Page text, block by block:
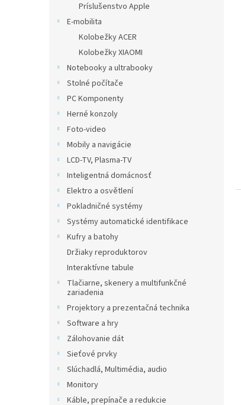
Príslušenstvo Apple
E-mobilita
Kolobežky ACER
Kolobežky XIAOMI
Notebooky a ultrabooky
Stolné počítače
PC Komponenty
Herné konzoly
Foto-video
Mobily a navigácie
LCD-TV, Plasma-TV
Inteligentná domácnosť
Elektro a osvětlení
Pokladničné systémy
Systémy automatické identifikace
Kufry a batohy
Držiaky reproduktorov
Interaktívne tabule
Tlačiarne, skenery a multifunkčné
zariadenia
Projektory a prezentačná technika
Software a hry
Zálohovanie dát
Sieťové prvky
Slúchadlá, Multimédia, audio
Monitory
Káble, prepínače a redukcie